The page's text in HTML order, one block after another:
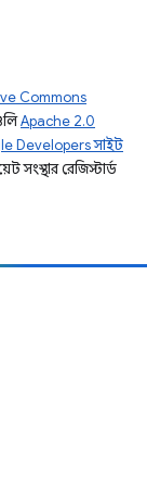
Commons
Apache 2.0
Developers সাইট
রেজিস্টার্ড